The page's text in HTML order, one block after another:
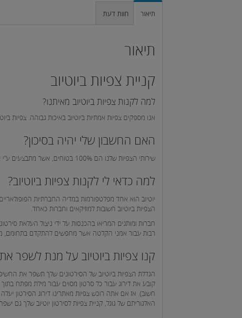
תיאור חוות דעת
תיאור
קניית צפיות ביוטיוב
למה לקנות צפיות ביוטיוב מאיתנו?
אנו מספקים צפיות אמתיות ביוטיוב באיכות גבוהה. צפיות
האם החשבון שלי יהיה בסיכון?
שירותי הצפיות שלנו הם 100% בטוחים, אשר מתבצעים ע”י אמיתיים לחלוטין.
למה כדאי לי לקנות צפיות ביוטיוב?
יוטיוב הוא אחד מפלטפורמות במדיה החברתיות
הצפיות ביוטיוב חשובות למוזיקאים וחברות כאחד.
חברות ומותגים המריאו בהכנסות על ידי ניצול העלאת
רבות עבור אמני הקלטה אשר מחפשים להתקדם בתחומם,
קנו צפיות ביוטיוב על מנת לשפר
הגדלת הצפיות ביוטיוב של הסירטונים שלך תשפר את
קובע את דירוג עבור כל סרטון מסוים עבור מילת מפתח
חשוב). אז אם אתה רוכש צפיות מאתרינו דירוג הסירטון
האלגוריתם של גוגל, קניית צפיות לסירטון יוטיוב שלך גם